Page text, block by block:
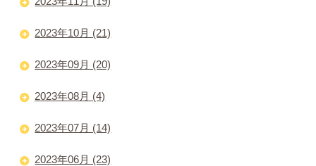
2023年10月 (21)
2023年09月 (20)
2023年08月 (4)
2023年07月 (14)
2023年06月 (23)